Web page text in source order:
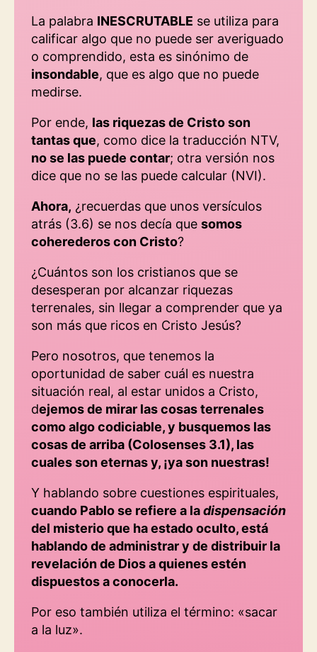
La palabra INESCRUTABLE se utiliza para
calificar algo que no puede ser averiguado
o comprendido, esta es sinónimo de
insondable, que es algo que no puede
medirse.
Por ende, las riquezas de Cristo son
tantas que, como dice la traducción NTV,
no se las puede contar; otra versión nos
dice que no se las puede calcular (NVI).
Ahora, ¿recuerdas que unos versículos
atrás (3.6) se nos decía que somos
coherederos con Cristo?
¿Cuántos son los cristianos que se
desesperan por alcanzar riquezas
terrenales, sin llegar a comprender que ya
son más que ricos en Cristo Jesús?
Pero nosotros, que tenemos la
oportunidad de saber cuál es nuestra
situación real, al estar unidos a Cristo,
dejemos de mirar las cosas terrenales
como algo codiciable, y busquemos las
cosas de arriba (Colosenses 3.1), las
cuales son eternas y, ¡ya son nuestras!
Y hablando sobre cuestiones espirituales,
cuando Pablo se refiere a ladispensación
del misterio que ha estado oculto, está
hablando de administrar y de distribuir la
revelación de Dios a quienes estén
dispuestos a conocerla.
Por eso también utiliza el término: «sacar
a la luz».